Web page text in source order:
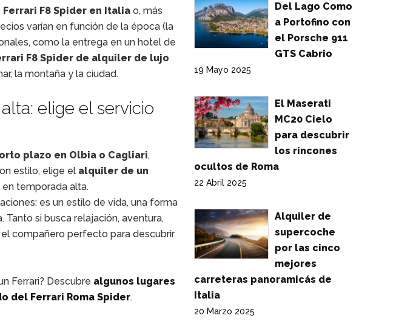
F8 Spider en Italia o, más
varían en función de la época (la
como la entrega en un hotel de
F8 Spider de alquiler de lujo
la montaña y la ciudad.
elige el servicio
plazo en Olbia o Cagliari,
estilo, elige el alquiler de un
temporada alta.
es un estilo de vida, una forma
si busca relajación, aventura,
el compañero perfecto para descubrir
Ferrari? Descubre algunos lugares
del Ferrari Roma Spider.
Del Lago Como
a Portofino con
el Porsche 911
GTS Cabrio
19 Mayo 2025
El Maserati
MC20 Cielo
para descubrir
los rincones
ocultos de Roma
22 Abril 2025
Alquiler de
supercoche
por las cinco
mejores
carreteras panoramicás de
Italia
20 Marzo 2025